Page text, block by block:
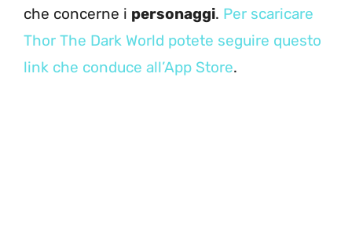
che concerne i personaggi. Per scaricare
Thor The Dark World potete seguire questo
link che conduce all’App Store.